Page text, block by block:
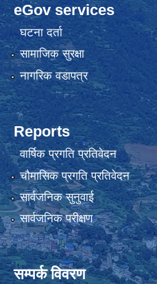
eGov services
घटना दर्ता
सामाजिक सुरक्षा
नागरिक वडापत्र
Reports
वार्षिक प्रगति प्रतिवेदन
चौमासिक प्रगति प्रतिवेदन
सार्वजनिक सुनुवाई
सार्वजनिक परीक्षण
सम्पर्क विवरण